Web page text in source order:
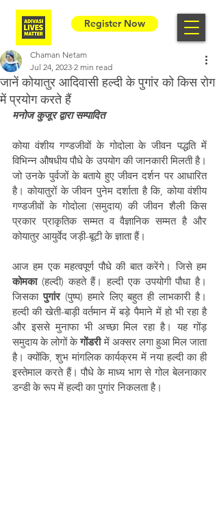
Register Now
जानें कोयातुर आदिवासी हल्दी के पुगांर को किस रोग
में प्रयोग करते हैं
Chaman Netam
Jul 24, 2023 2 min read
मनोज कुजूर द्वारा सम्पादित
कोया वंशीय गण्डजीवों के गोदोला के जीवन पद्धति में
विभिन्न औषधीय पौधे के उपयोग की जानकारी मिलती है।
जो उनके पुर्वजों के बताये हुए जीवन दर्शन पर आधारित
है। कोयातुरों के जीवन पुनेम दर्शाता है कि, कोया वंशीय
गण्डजीवों के गोदोला (समुदाय) की जीवन शैली किस
प्रकार प्राकृतिक सम्मत व वैज्ञानिक सम्मत है और
कोयातुर आयुर्वेद जड़ी-बूटी के ज्ञाता हैं।
कोमका (हल्दी) कहते हैं। हल्दी एक उपयोगी पौधा है।
जिसका पुगांर (पुष्प) हमारे लिए बहुत ही लाभकारी है।
हल्दी की खेती-बाड़ी वर्तमान में बड़े पैमाने में हो भी रहा है
और इससे मुनाफा भी अच्छा मिल रहा है। यह गोंड़
समुदाय के लोगों के गोंडरी में अक्सर लगा हुआ मिल जाता
है। क्योंकि, शुभ मांगलिक कार्यक्रम में नया हल्दी का ही
इस्तेमाल करते हैं। पौधे के माध्य भाग से गोल बेलनाकार
डन्डी के रूप में हल्दी का पुगांर निकलता है।